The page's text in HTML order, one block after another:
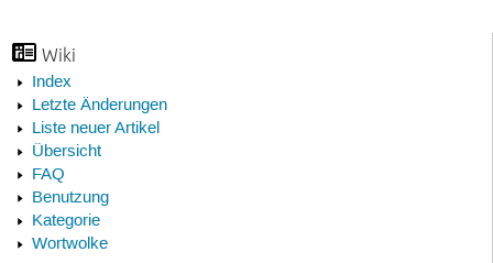
Wiki
Index
Letzte Änderungen
Liste neuer Artikel
Übersicht
FAQ
Benutzung
Kategorie
Wortwolke